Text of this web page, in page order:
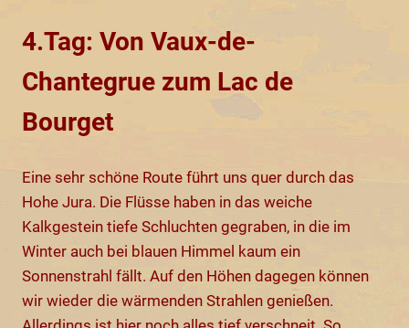
4.Tag: Von Vaux-de-
Chantegrue zum Lac de
Bourget
Eine sehr schöne Route führt uns quer durch das
Hohe Jura. Die Flüsse haben in das weiche
Kalkgestein tiefe Schluchten gegraben, in die im
Winter auch bei blauen Himmel kaum ein
Sonnenstrahl fällt. Auf den Höhen dagegen können
wir wieder die wärmenden Strahlen genießen.